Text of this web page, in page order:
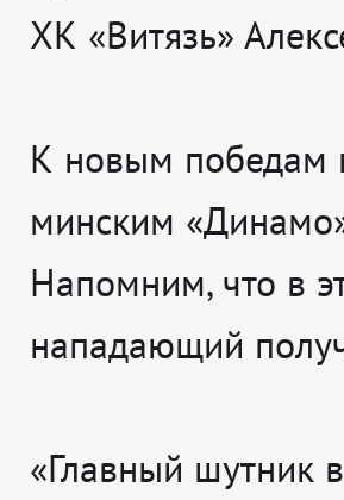
ХК «Витязь»
К новым победам
минским
Напомним, что в
нападающий
«Главный шутник